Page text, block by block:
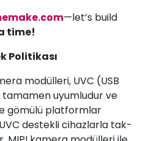
—let’s build
time!
Politikası
modülleri, UVC (USB
tamamen uyumludur ve
gömülü platformlar
destekli cihazlarla tak-